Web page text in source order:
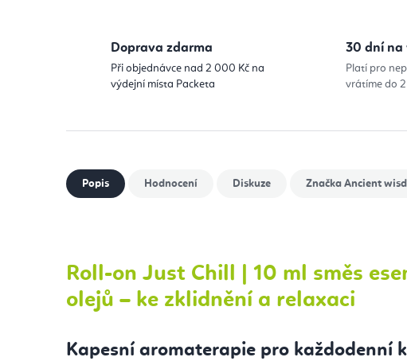
Doprava zdarma
Při objednávce nad 2 000 Kč na
výdejní místa Packeta
30 dní na
Platí pro
vrátíme do
Popis Hodnocení Diskuze Značka Ancient
Roll-on Just Chill | 10 ml směs
olejů – ke zklidnění a relaxaci
Kapesní aromaterapie pro každodenní